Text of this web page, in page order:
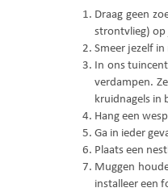
Draag geen
strontvlieg)
Smeer jezelf
In ons
verdampen.
kruidnagels in
Hang een
Ga in ieder
Plaats een
Muggen
installeer een